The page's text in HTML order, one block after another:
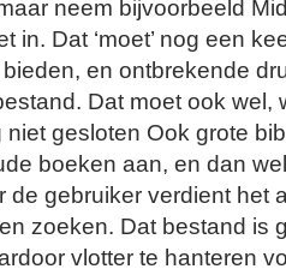
neem bijvoorbeeld
in. Dat ‘moet’ nog een
en ontbrekende
Dat moet ook wel,
gesloten Ook grote
boeken aan, en dan
de gebruiker verdient het
zoeken. Dat bestand is
vlotter te hanteren